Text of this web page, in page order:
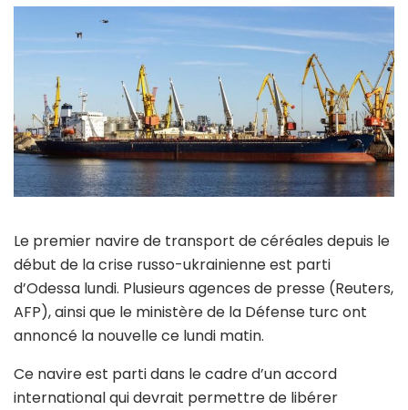
Le premier navire de transport de céréales depuis le
début de la crise russo-ukrainienne est parti
d’Odessa lundi. Plusieurs agences de presse (Reuters,
AFP), ainsi que le ministère de la Défense turc ont
annoncé la nouvelle ce lundi matin.
Ce navire est parti dans le cadre d’un accord
international qui devrait permettre de libérer